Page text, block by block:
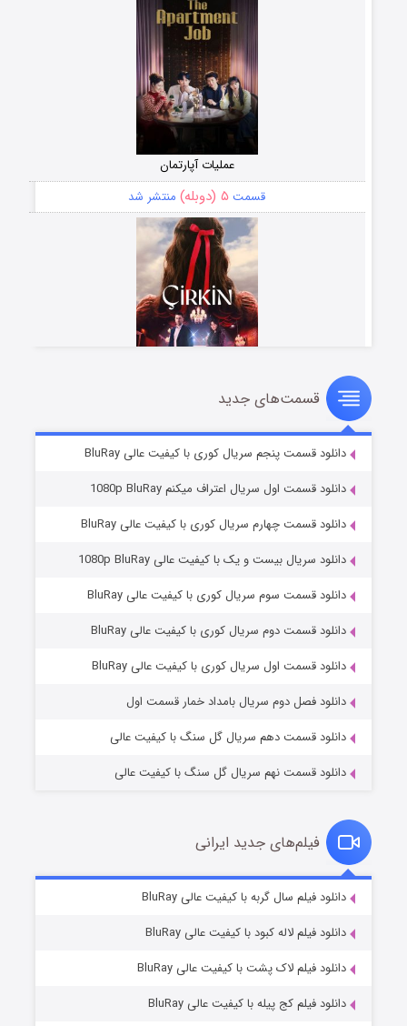
عملیات آپارتمان
قسمت ۵ (دوبله) منتشر شد
سریال زشت
قسمت۲ (زیرنویس) منتشر شد
مردگان متحرک: شهر مرده ۳
قسمت۲ (زیرنویس) منتشر شد
قسمت۷ (زیرنویس) منتشر شد
قسمت‌های جدید
دانلود قسمت پنجم سریال کوری با کیفیت عالی BluRay
دانلود قسمت اول سریال اعتراف میکنم 1080p BluRay
دانلود قسمت چهارم سریال کوری با کیفیت عالی BluRay
دانلود سریال بیست و یک با کیفیت عالی 1080p BluRay
دانلود قسمت سوم سریال کوری با کیفیت عالی BluRay
دانلود قسمت دوم سریال کوری با کیفیت عالی BluRay
دانلود قسمت اول سریال کوری با کیفیت عالی BluRay
دانلود فصل دوم سریال بامداد خمار قسمت اول
دانلود قسمت دهم سریال گل سنگ با کیفیت عالی
دانلود قسمت نهم سریال گل سنگ با کیفیت عالی
فیلم‌های جدید ایرانی
دانلود فیلم سال گربه با کیفیت عالی BluRay
دانلود فیلم لاله کبود با کیفیت عالی BluRay
دانلود فیلم لاک پشت با کیفیت عالی BluRay
دانلود فیلم کج‌ پیله با کیفیت عالی BluRay